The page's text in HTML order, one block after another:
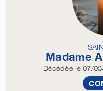
Madame
Décédéele 07/